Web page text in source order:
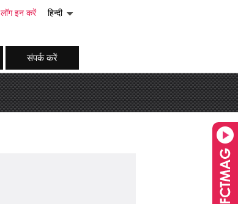
संपर्क करें
लॉग इन करें हिन्दी